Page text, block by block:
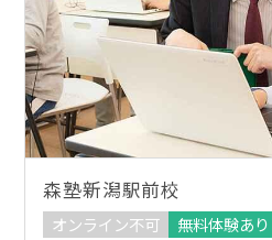
森塾新潟駅前校
オンライン不可
無料体験あり